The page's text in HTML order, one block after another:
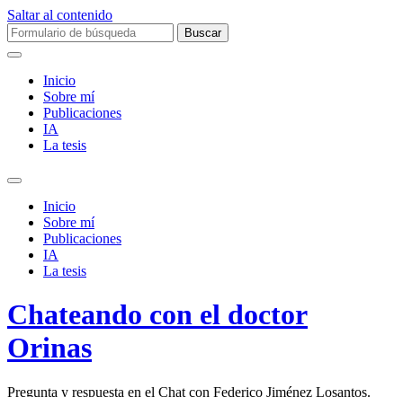
Saltar al contenido
Buscar:
Inicio
Sobre mí­
Publicaciones
IA
La tesis
Alternar
campo
búsqueda
Inicio
Sobre mí­
Publicaciones
IA
La tesis
Chateando con el doctor
Orinas
Pregunta y respuesta en el Chat con Federico Jiménez Losantos.